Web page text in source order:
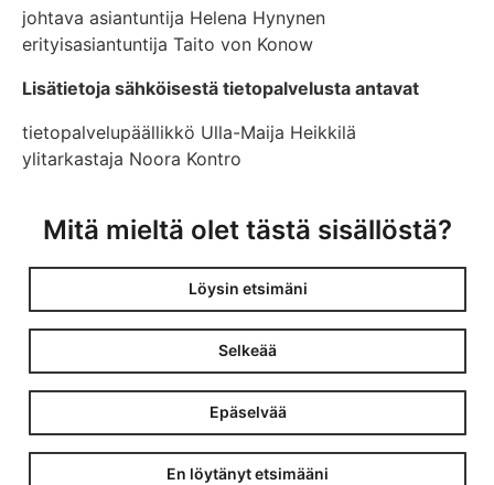
johtava asiantuntija Helena Hynynen
erityisasiantuntija Taito von Konow
Lisätietoja sähköisestä tietopalvelusta antavat
tietopalvelupäällikkö Ulla-Maija Heikkilä
ylitarkastaja Noora Kontro
Mitä mieltä olet tästä sisällöstä?
Löysin etsimäni
Selkeää
Epäselvää
En löytänyt etsimääni